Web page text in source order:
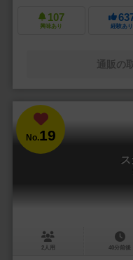
107
興味あり 経験あり
通販の
No.19
2人用 40分前後